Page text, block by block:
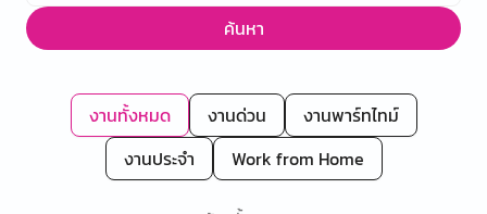
ค้นหา
งานทั้งหมด งานด่วน
งานพาร์ทไทม์
งานประจำ
Work from Home